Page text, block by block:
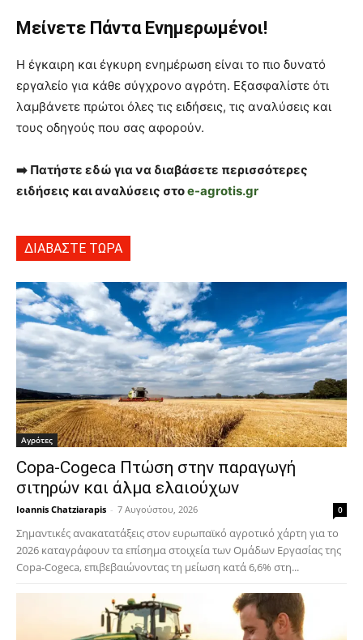
Μείνετε Πάντα Ενημερωμένοι!
Η έγκαιρη και έγκυρη ενημέρωση είναι το πιο δυνατό
εργαλείο για κάθε σύγχρονο αγρότη. Εξασφαλίστε ότι
λαμβάνετε πρώτοι όλες τις ειδήσεις, τις αναλύσεις και
τους οδηγούς που σας αφορούν.
➡️ Πατήστε εδώ για να διαβάσετε περισσότερες
ειδήσεις και αναλύσεις στοe-agrotis.gr
ΔΙΑΒΑΣΤΕ ΤΩΡΑ
Αγρότες
Copa-Cogeca Πτώση στην παραγωγή
σιτηρών και άλμα ελαιούχων
Ioannis Chatziarapis - 7 Αυγούστου, 2026 0
Σημαντικές ανακατατάξεις στον ευρωπαϊκό αγροτικό χάρτη για το
2026 καταγράφουν τα επίσημα στοιχεία των Ομάδων Εργασίας της
Copa-Cogeca, επιβεβαιώνοντας τη μείωση κατά 6,6% στη...